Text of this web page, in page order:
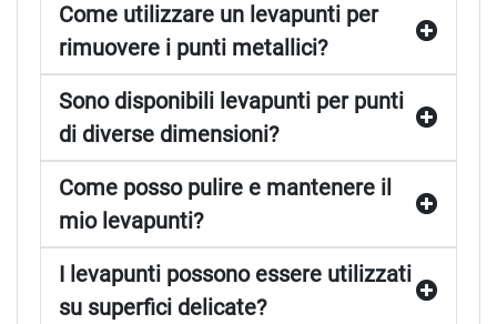
Come utilizzare un levapunti per
rimuovere i punti metallici?
Sono disponibili levapunti per punti
di diverse dimensioni?
Come posso pulire e mantenere il
mio levapunti?
I levapunti possono essere utilizzati
su superfici delicate?